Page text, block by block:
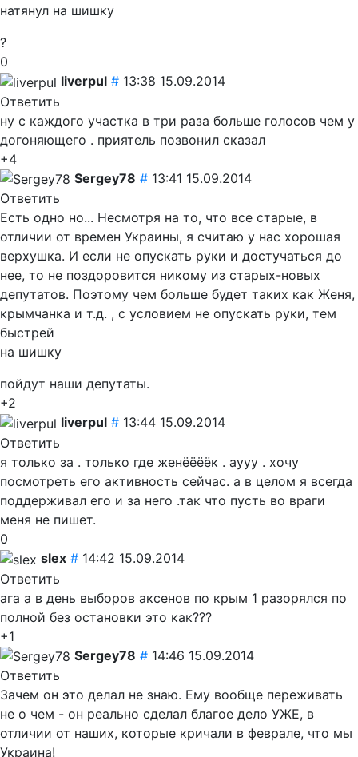
натянул на шишку
?
0
liverpul # 13:38 15.09.2014
Ответить
ну с каждого участка в три раза больше голосов чем у
догоняющего . приятель позвонил сказал
+4
Sergey78 # 13:41 15.09.2014
Ответить
Есть одно но... Несмотря на то, что все старые, в
отличии от времен Украины, я считаю у нас хорошая
верхушка. И если не опускать руки и достучаться до
нее, то не поздоровится никому из старых-новых
депутатов. Поэтому чем больше будет таких как Женя,
крымчанка и т.д. , с условием не опускать руки, тем
быстрей
на шишку
пойдут наши депутаты.
+2
liverpul # 13:44 15.09.2014
Ответить
я только за . только где женёёёёк . аууу . хочу
посмотреть его активность сейчас. а в целом я всегда
поддерживал его и за него .так что пусть во враги
меня не пишет.
0
slex # 14:42 15.09.2014
Ответить
ага а в день выборов аксенов по крым 1 разорялся по
полной без остановки это как???
+1
Sergey78 # 14:46 15.09.2014
Ответить
Зачем он это делал не знаю. Ему вообще переживать
не о чем - он реально сделал благое дело УЖЕ, в
отличии от наших, которые кричали в феврале, что мы
Украина!